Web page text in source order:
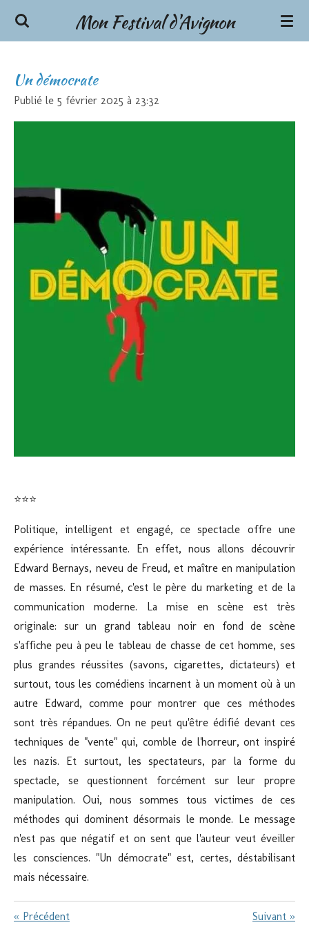
Passer
principal
Mon Festival d'Avignon
Un démocrate
Publié le 5 février 2025 à 23:32
⭐⭐⭐
Politique, intelligent et engagé, ce spectacle offre une
expérience intéressante. En effet, nous allons découvrir
Edward Bernays, neveu de Freud, et maître en manipulation
de masses. En résumé, c'est le père du marketing et de la
communication moderne. La mise en scène est très
originale: sur un grand tableau noir en fond de scène
s'affiche peu à peu le tableau de chasse de cet homme, ses
plus grandes réussites (savons, cigarettes, dictateurs) et
surtout, tous les comédiens incarnent à un moment où à un
autre Edward, comme pour montrer que ces méthodes
sont très répandues. On ne peut qu'être édifié devant ces
techniques de "vente" qui, comble de l'horreur, ont inspiré
les nazis. Et surtout, les spectateurs, par la forme du
spectacle, se questionnent forcément sur leur propre
manipulation. Oui, nous sommes tous victimes de ces
méthodes qui dominent désormais le monde. Le message
n'est pas que négatif et on sent que l'auteur veut éveiller
les consciences. "Un démocrate" est, certes, déstabilisant
mais nécessaire.
« Précédent Suivant »